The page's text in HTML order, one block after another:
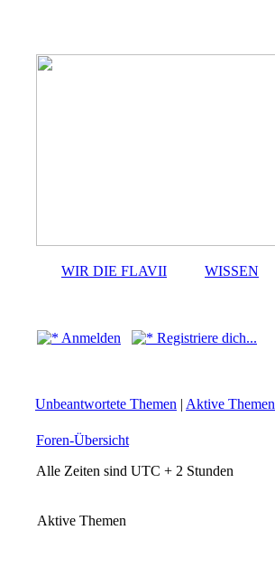
WIR DIE FLAVII WISSEN
Anmelden Registriere dich...
Unbeantwortete Themen | Aktive Themen
Foren-Übersicht
Alle Zeiten sind UTC + 2 Stunden
Aktive Themen